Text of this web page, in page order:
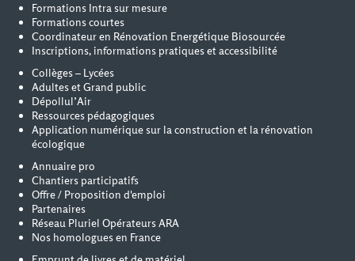
Formations Intra sur mesure
Formations courtes
Coordinateur en Rénovation Energétique Biosourcée
Inscriptions, informations pratiques et accessibilité
Collèges – Lycées
Adultes et Grand public
Dépollul’Air
Ressources pédagogiques
Application numérique sur la construction et la rénovation
écologique
Annuaire pro
Chantiers participatifs
Offre / Proposition d'emploi
Partenaires
Réseau Pluriel Opérateurs ARA
Nos homologues en France